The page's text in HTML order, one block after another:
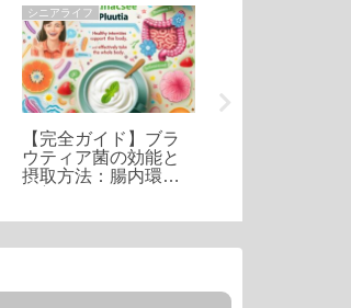
シニアライフ
【完全ガイド】ブラ
ウティア菌の効能と
摂取方法：腸内環境